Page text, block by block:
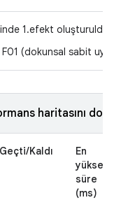
1.efekt oluşturuldu
F01 (dokunsal sabit
haritasını
Geçti/Kaldı
En
yüksek
süre
(ms)